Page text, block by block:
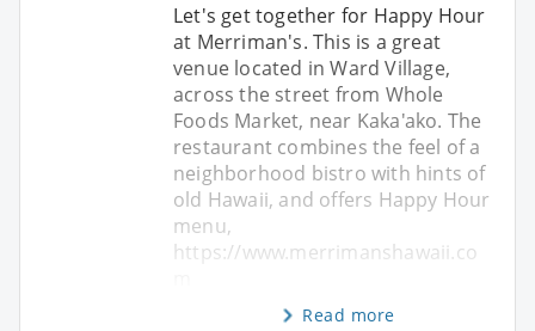
Let's get together for Happy Hour
at Merriman's. This is a great
venue located in Ward Village,
across the street from Whole
Foods Market, near Kaka'ako. The
restaurant combines the feel of a
neighborhood bistro with hints of
old Hawaii, and offers Happy Hour
menu,
https://www.merrimanshawaii.co
Read more